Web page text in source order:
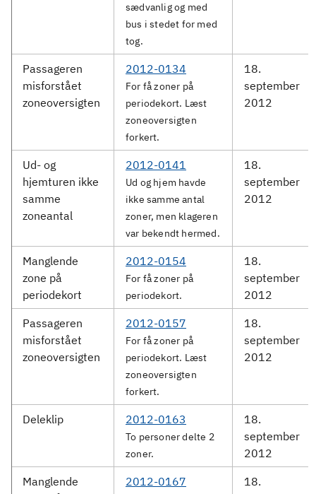
sædvanlig og med
bus i stedet for med
tog.
Passageren
misforstået
zoneoversigten
2012-0134
For få zoner på
periodekort. Læst
zoneoversigten
forkert.
18.
september
2012
Ud- og
hjemturen ikke
samme
zoneantal
2012-0141
Ud og hjem havde
ikke samme antal
zoner, men klageren
var bekendt hermed.
18.
september
2012
Manglende
zone på
periodekort
2012-0154
For få zoner på
periodekort.
18.
september
2012
Passageren
misforstået
zoneoversigten
2012-0157
For få zoner på
periodekort. Læst
zoneoversigten
forkert.
18.
september
2012
Deleklip 2012-0163
To personer delte 2
zoner.
18.
september
2012
Manglende
2012-0167
18.